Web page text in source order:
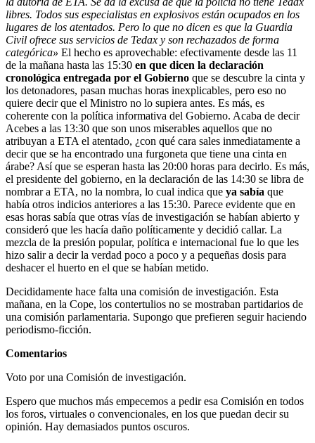
libres. Todos sus especialistas en explosivos están ocupados en los
lugares de los atentados. Pero lo que no dicen es que la Guardia
Civil ofrece sus servicios de Tedax y son rechazados de forma
categórica» El hecho es aprovechable: efectivamente desde las 11
de la mañana hasta las 15:30 en que dicen la declaración
cronológica entregada por el Gobierno que se descubre la cinta y
los detonadores, pasan muchas horas inexplicables, pero eso no
quiere decir que el Ministro no lo supiera antes. Es más, es
coherente con la política informativa del Gobierno. Acaba de decir
Acebes a las 13:30 que son unos miserables aquellos que no
atribuyan a ETA el atentado, ¿con qué cara sales inmediatamente a
decir que se ha encontrado una furgoneta que tiene una cinta en
árabe? Así que se esperan hasta las 20:00 horas para decirlo. Es más,
el presidente del gobierno, en la declaración de las 14:30 se libra de
nombrar a ETA, no la nombra, lo cual indica que ya sabía que
había otros indicios anteriores a las 15:30. Parece evidente que en
esas horas sabía que otras vías de investigación se habían abierto y
consideró que les hacía daño políticamente y decidió callar. La
mezcla de la presión popular, política e internacional fue lo que les
hizo salir a decir la verdad poco a poco y a pequeñas dosis para
deshacer el huerto en el que se habían metido.
Decididamente hace falta una comisión de investigación. Esta
mañana, en la Cope, los contertulios no se mostraban partidarios de
una comisión parlamentaria. Supongo que prefieren seguir haciendo
periodismo-ficción.
Comentarios
Voto por una Comisión de investigación.
Espero que muchos más empecemos a pedir esa Comisión en todos
los foros, virtuales o convencionales, en los que puedan decir su
opinión. Hay demasiados puntos oscuros.